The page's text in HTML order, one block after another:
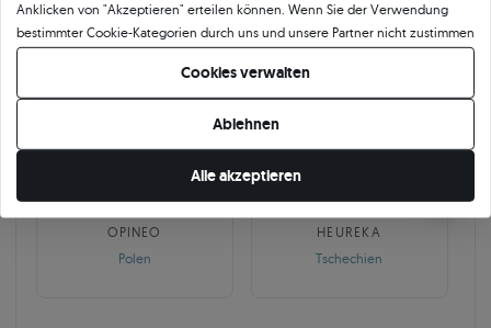
Europa
GEPRÜFTE BEWERTUNGEN UNSERER KUNDEN
10 468
OPINEO
Polen
252
HEUREKA
Tschechien
Anklicken von "Akzeptieren" erteilen können. Wenn Sie der Verwendung
bestimmter Cookie-Kategorien durch uns und unsere Partner nicht zustimmen
möchten, klicken Sie auf "Lassen Sie mich wählen" und bestimmen Sie Ihre
Präferenzen. Sie können Ihre Zustimmung jederzeit widerrufen, indem Sie
Ihre Cookie-Einstellungen ändern.
Cookies verwalten
Ablehnen
Alle akzeptieren